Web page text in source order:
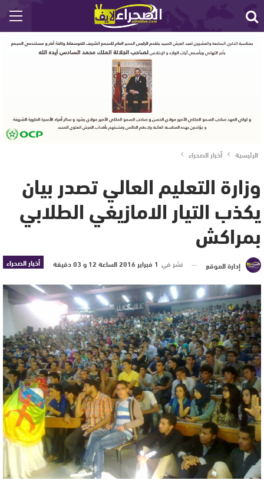
الرئيسية أخبار الصحراء
وزارة التعليم العالي تصدر بيان
يكذب التيار الامازيغي الطلابي
بمراكش
أخبار الصحراء إدارة الموقع نشر في 1 فبراير 2016 الساعة 12 و 03 دقيقة